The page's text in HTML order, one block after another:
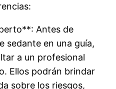
Antes de
sedante en una guía,
a un profesional
Ellos podrán brindar
sobre los riesgos,